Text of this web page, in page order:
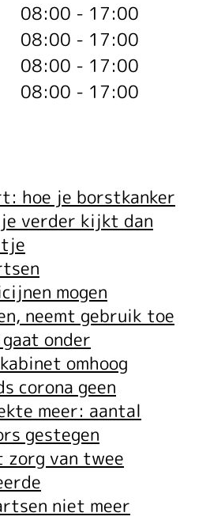
08:00 - 17:00
08:00 - 17:00
08:00 - 17:00
08:00 - 17:00
hoe je borstkanker
verder kijkt dan
mogen
neemt gebruik toe
onder
omhoog
corona geen
meer: aantal
gestegen
zorg van twee
niet meer